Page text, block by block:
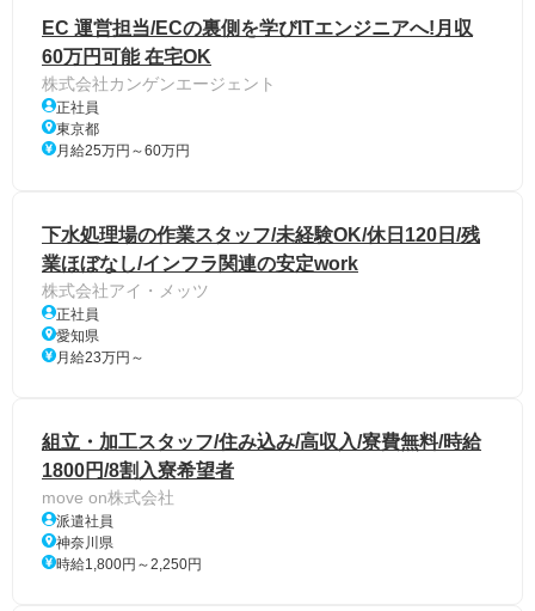
EC 運営担当/ECの裏側を学びITエンジニアへ!月収
60万円可能 在宅OK
株式会社カンゲンエージェント
正社員
東京都
月給25万円～60万円
下水処理場の作業スタッフ/未経験OK/休日120日/残
業ほぼなし/インフラ関連の安定work
株式会社アイ・メッツ
正社員
愛知県
月給23万円～
組立・加工スタッフ/住み込み/高収入/寮費無料/時給
1800円/8割入寮希望者
move on株式会社
派遣社員
神奈川県
時給1,800円～2,250円